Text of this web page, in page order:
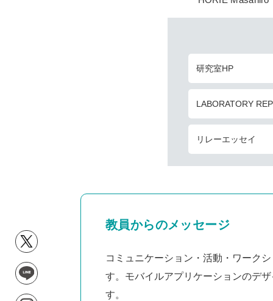
研究室HP
LABORATORY
リレーエッセイ
教員からのメッセージ
コミュニケーション・活動・ワーク
す。モバイルアプリケーションのデ
す。